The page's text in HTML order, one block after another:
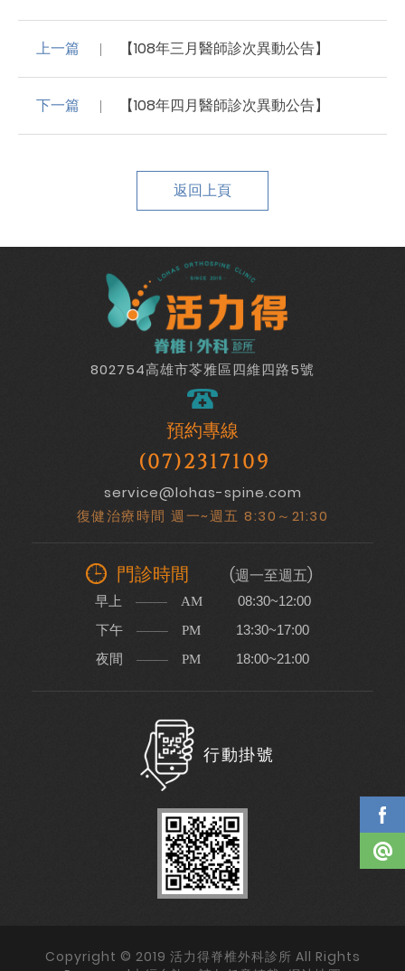
上一篇 【108年三月醫師診次異動公告】
下一篇 【108年四月醫師診次異動公告】
返回上頁
802754高雄市苓雅區四維四路5號
預約專線
(07)2317109
service@lohas-spine.com
復健治療時間 週一~週五 8:30～21:30
門診時間 (週一至週五)
早上 AM 08:30~12:00
下午 PM 13:30~17:00
夜間 PM 18:00~21:00
行動掛號
Copyright © 2019 活力得脊椎外科診所 All Rights